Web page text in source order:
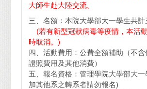
大師生赴大陸交流。
三、名額：本院大學部大一學生共計
(若有新型冠狀病毒等疫情，本活
時取消。)
四、活動費用：公費全額補助（不含
證照費用及其他消費）
五、報名資格：管理學院大學部大一
加其他系之轉系者請勿報名)